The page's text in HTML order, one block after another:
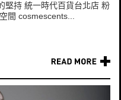
堅持 統一時代百貨台北店 粉
間 cosmescents...